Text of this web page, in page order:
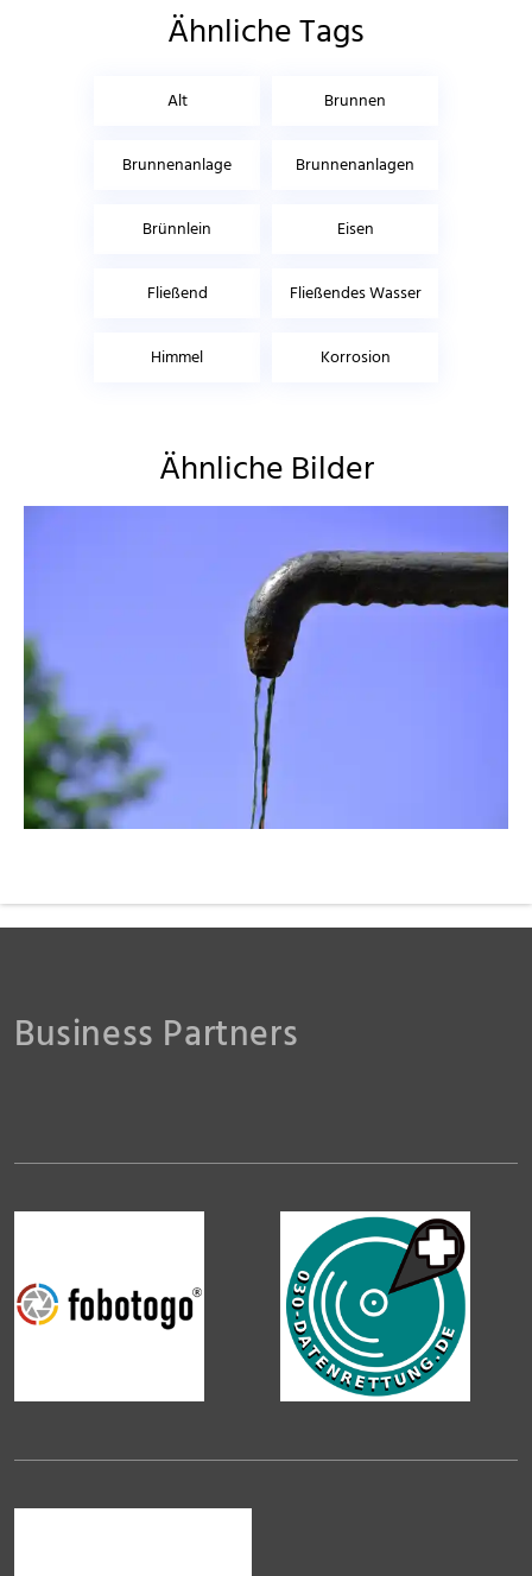
Ähnliche Tags
Alt Brunnen
Brunnenanlage Brunnenanlagen
Brünnlein Eisen
Fließend Fließendes Wasser
Himmel Korrosion
Ähnliche Bilder
fanty
Business Partners